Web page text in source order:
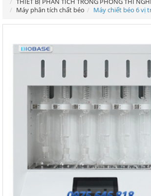
THIẾT BỊ PHÂN TÍCH TRONG PHÒNG THÍ
Máy phân tích chất béo
Máy chiết béo 6 vị